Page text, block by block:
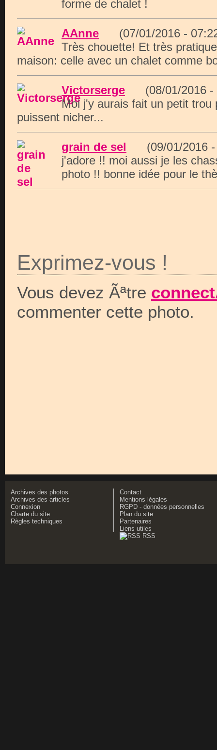
forme de chalet !
AAnne (07/01/2016 -
Très chouette! Et très
maison: celle avec un chalet comme
Victorserge (08/01/2016
Moi j'y aurais fait un petit trou
puissent nicher...
grain de sel (09/01/2016
j'adore !! moi aussi je les
photo !! bonne idée pour le
Exprimez-vous !
Vous devez Ãªtre
commenter cette photo.
Archives des photos
Archives des articles
Connexion
Charte du site
Règles techniques
Contact
Mentions légales
RGPD - données personnelles
Plan du site
Partenaires
Liens utiles
RSS